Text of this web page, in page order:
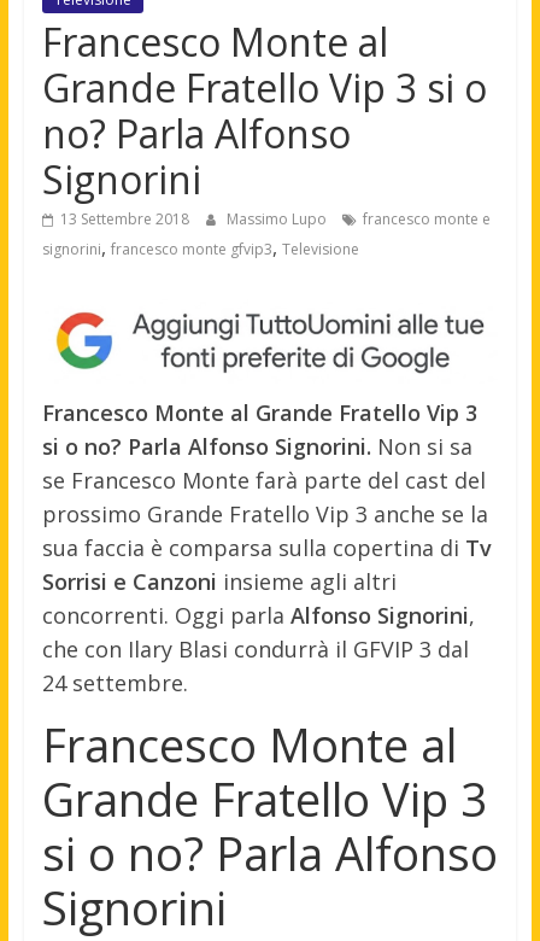
Francesco Monte al
Grande Fratello Vip 3 si o
no? Parla Alfonso
Signorini
13 Settembre 2018 Massimo Lupo
francesco monte e
signorini, francesco monte gfvip3, Televisione
Francesco Monte al Grande Fratello Vip 3
si o no? Parla Alfonso Signorini. Non si sa
se Francesco Monte farà parte del cast del
prossimo Grande Fratello Vip 3 anche se la
sua faccia è comparsa sulla copertina di Tv
Sorrisi e Canzoni insieme agli altri
concorrenti. Oggi parla Alfonso Signorini,
che con Ilary Blasi condurrà il GFVIP 3 dal
24 settembre.
Francesco Monte al
Grande Fratello Vip 3
si o no? Parla Alfonso
Signorini